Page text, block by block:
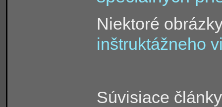
Niektoré
inštruktážneho
Súvisiace